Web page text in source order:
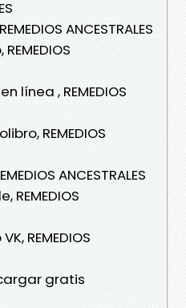
ANCESTRALES
REMEDIOS
línea , REMEDIOS
REMEDIOS
ANCESTRALES
REMEDIOS
REMEDIOS
gratis